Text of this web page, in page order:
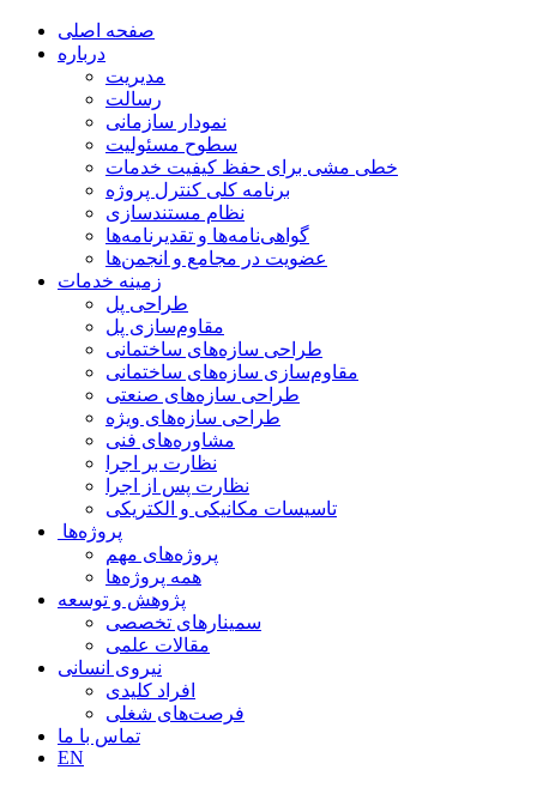
صفحه اصلی
درباره
مدیریت
رسالت
نمودار سازمانی
سطوح مسئولیت
خطی مشی برای حفظ کیفیت خدمات
برنامه کلی کنترل پروژه
نظام مستندسازی
گواهی‌نامه‌ها و تقدیرنامه‌ها
عضویت در مجامع و انجمن‌ها
زمینه خدمات
طراحی پل
مقاوم‌سازی پل
طراحی سازه‌های ساختمانی
مقاوم‌سازی سازه‌های ساختمانی
طراحی سازه‌های صنعتی
طراحی سازه‌های ویژه
مشاوره‌های فنی
نظارت بر اجرا
نظارت پس از اجرا
تاسیسات مکانیکی و الکتریکی
‌ پروژه‌ها
پروژه‌های مهم
همه پروژه‌ها
پژوهش و توسعه
سمینارهای تخصصی
مقالات علمی
نیروی انسانی
افراد کلیدی
فرصت‌های شغلی
تماس با ما
EN